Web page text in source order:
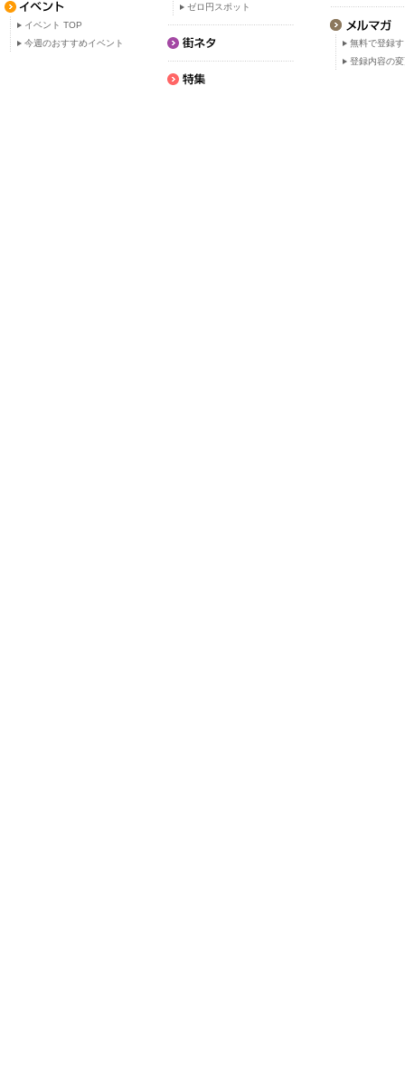
イベント TOP
今週のおすすめイベント
ゼロ円スポット
無料で登録
登録内容の